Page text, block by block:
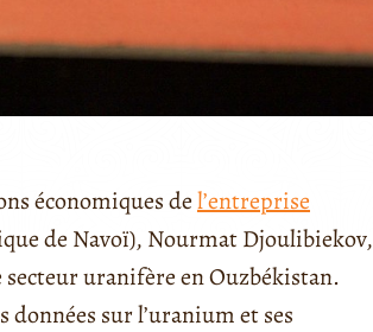
économiques del’entreprise
de Navoï), Nourmat Djoulibiekov,
secteur uranifère en Ouzbékistan.
données sur l’uranium et ses